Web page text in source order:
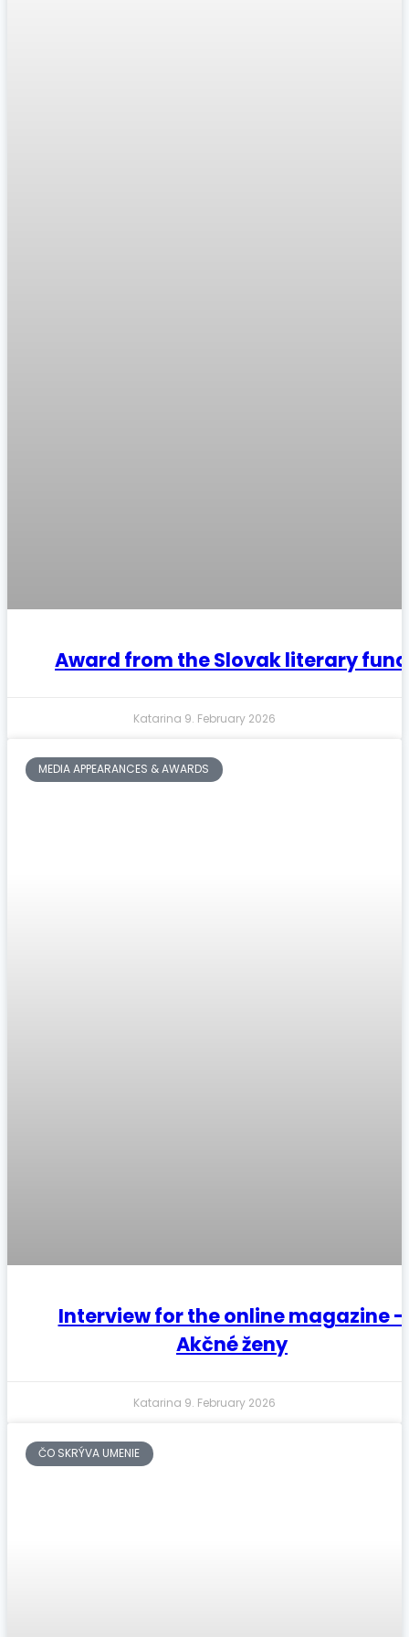
Award from the Slovak literary fund
Katarina 9. February 2026
MEDIA APPEARANCES & AWARDS
Interview for the online magazine –
Akčné ženy
Katarina 9. February 2026
ČO SKRÝVA UMENIE